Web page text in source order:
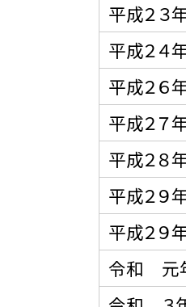
平成２３
平成２４
平成２６
平成２
平成２８
平成２９
平成２９
令和 元